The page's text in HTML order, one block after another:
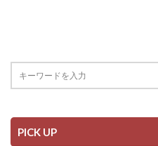
PICK UP